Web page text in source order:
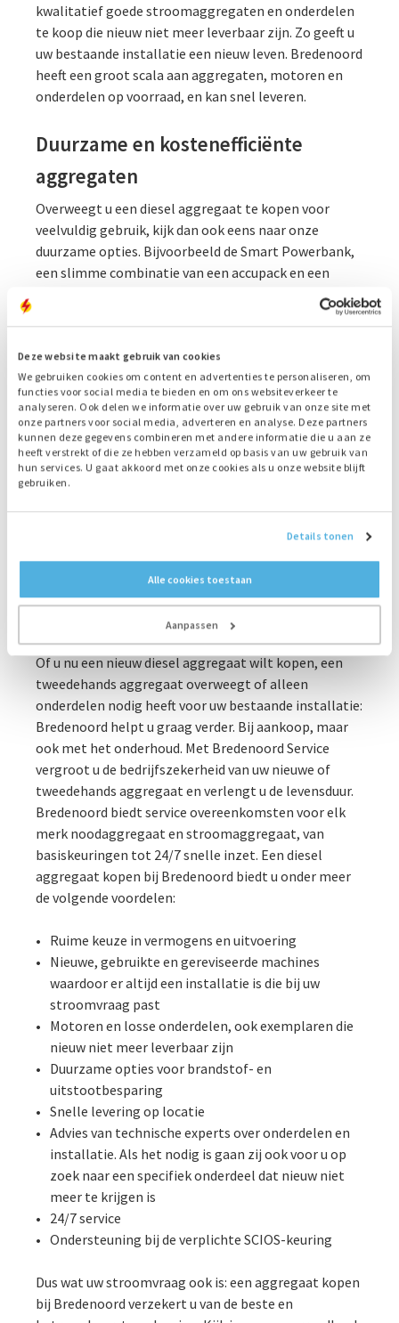
Deze website maakt gebruik van cookies
We gebruiken cookies om content en advertenties te personaliseren, om
functies voor social media te bieden en om ons websiteverkeer te
analyseren. Ook delen we informatie over uw gebruik van onze site met
onze partners voor social media, adverteren en analyse. Deze partners
kunnen deze gegevens combineren met andere informatie die u aan ze
heeft verstrekt of die ze hebben verzameld op basis van uw gebruik van
hun services. U gaat akkoord met onze cookies als u onze website blijft
gebruiken.
Details tonen
Alle cookies toestaan
Aanpassen
kwalitatief goede stroomaggregaten en onderdelen
te koop die nieuw niet meer leverbaar zijn. Zo geeft u
uw bestaande installatie een nieuw leven. Bredenoord
heeft een groot scala aan aggregaten, motoren en
onderdelen op voorraad, en kan snel leveren.
Duurzame en kostenefficiënte
aggregaten
Overweegt u een diesel aggregaat te kopen voor
veelvuldig gebruik, kijk dan ook eens naar onze
duurzame opties. Bijvoorbeeld de Smart Powerbank,
een slimme combinatie van een accupack en een
diesel aggregaat. De machine gebruikt eerst het
vermogen uit de accu, het stroomaggregaat slaat dus
leeg is. Dat bespaart u tot wel 70% aan brandstof en
uitstoot. Daarnaast kunt u de Smart Powerbank zo
instellen dat deze ’s nachts stil is, ideaal voor
werkzaamheden in bewoond gebied. Een andere optie
is online monitoring, waarmee u op afstand
vermogen en brandstofverbruik kunt aflezen. Met die
gegevens kunnen we de installatie zo afstellen dat
deze nog efficiënter werkt. Verder zijn de standaard
diesel aggregaten die wij te koop hebben eenvoudig
uitgebreide service
Of u nu een nieuw diesel aggregaat wilt kopen, een
tweedehands aggregaat overweegt of alleen
onderdelen nodig heeft voor uw bestaande installatie:
Bredenoord helpt u graag verder. Bij aankoop, maar
ook met het onderhoud. Met Bredenoord Service
vergroot u de bedrijfszekerheid van uw nieuwe of
tweedehands aggregaat en verlengt u de levensduur.
Bredenoord biedt service overeenkomsten voor elk
merk noodaggregaat en stroomaggregaat, van
basiskeuringen tot 24/7 snelle inzet. Een diesel
aggregaat kopen bij Bredenoord biedt u onder meer
de volgende voordelen:
Ruime keuze in vermogens en uitvoering
Nieuwe, gebruikte en gereviseerde machines
waardoor er altijd een installatie is die bij uw
stroomvraag past
Motoren en losse onderdelen, ook exemplaren die
nieuw niet meer leverbaar zijn
Duurzame opties voor brandstof- en
uitstootbesparing
Snelle levering op locatie
Advies van technische experts over onderdelen en
installatie. Als het nodig is gaan zij ook voor u op
zoek naar een specifiek onderdeel dat nieuw niet
meer te krijgen is
24/7 service
Ondersteuning bij de verplichte SCIOS-keuring
Dus wat uw stroomvraag ook is: een aggregaat kopen
bij Bredenoord verzekert u van de beste en